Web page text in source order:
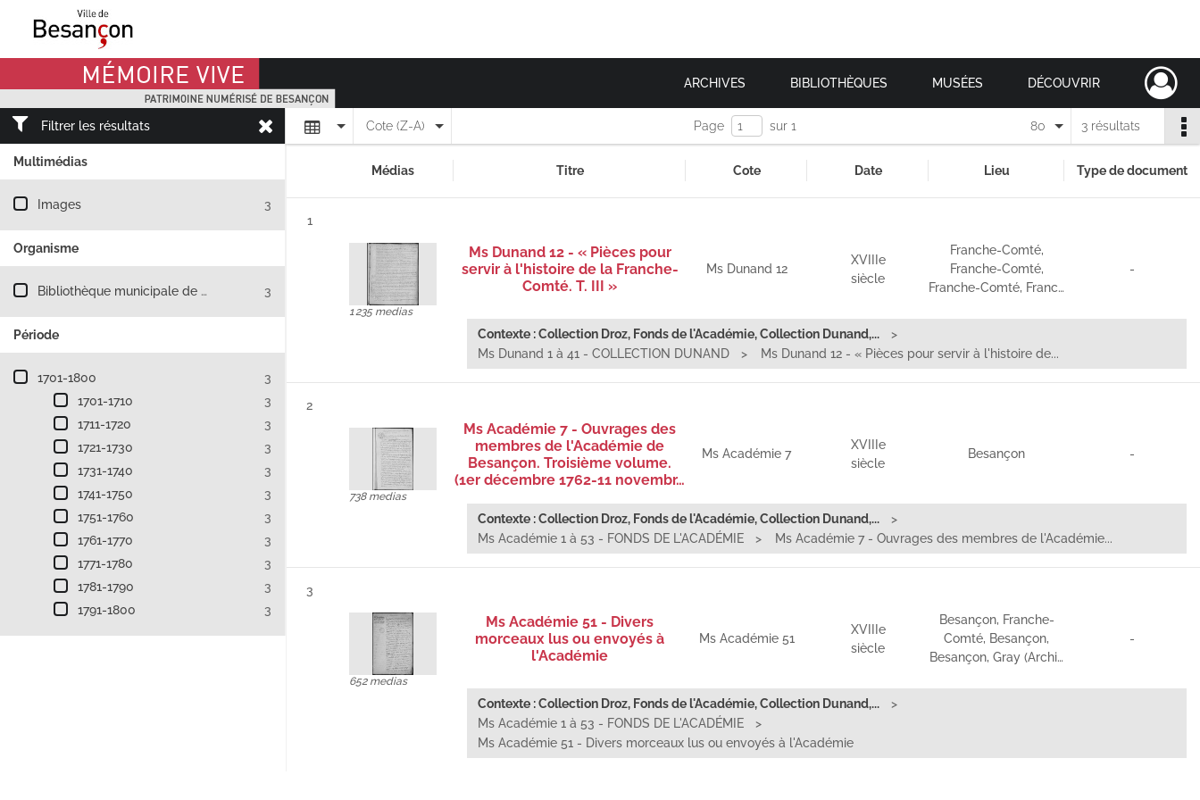
Mémoire Vive patrimoine numérisé de Besançon ARCHIVES BIBLIOTHÈQUES MUSÉES DÉCOUVRIR
Filtrer les résultats
Multimédias
Filtre les résultats par : Multimédias
Images 3
Organisme
Filtre les résultats par : Organisme
Bibliothèque municipale de Besançon 3
Période
Filtre les résultats par : Période
1701-1800
3
1701-1710
3
1711-1720
3
1721-1730
3
1731-1740
3
1741-1750
3
1751-1760
3
1761-1770
3
1771-1780
3
1781-1790
3
1791-1800
3
AffichageCote (Z-A) Page sur 1 3 résultats
80
Médias Titre Cote Date Lieu Type de document
Résultat n°
1
1 235 medias
Ms Dunand 12 - « Pièces pour
servir à l'histoire de la Franche-
Comté. T. III »
Ms Dunand 12
XVIIIe
siècle
Franche-Comté,
Franche-Comté,
Franche-Comté, Franc…
-
Contexte : Collection Droz, Fonds de l'Académie, Collection Dunand,...
Ms Dunand 1 à 41 - COLLECTION DUNAND
Ms Dunand 12 - « Pièces pour servir à l'histoire de...
Résultat n°
2
738 medias
Ms Académie 7 - Ouvrages des
membres de l'Académie de
Besançon. Troisième volume.
(1er décembre 1762-11 novembr…
Ms Académie 7
XVIIIe
siècle
Besançon -
Contexte : Collection Droz, Fonds de l'Académie, Collection Dunand,...
Ms Académie 1 à 53 - FONDS DE L'ACADÉMIE
Ms Académie 7 - Ouvrages des membres de l'Académie...
Résultat n°
3
652 medias
Ms Académie 51 - Divers
morceaux lus ou envoyés à
l'Académie
Ms Académie 51
XVIIIe
siècle
Besançon, Franche-
Comté, Besançon,
Besançon, Gray (Archi…
-
Contexte : Collection Droz, Fonds de l'Académie, Collection Dunand,...
Ms Académie 1 à 53 - FONDS DE L'ACADÉMIE
Ms Académie 51 - Divers morceaux lus ou envoyés à l'Académie